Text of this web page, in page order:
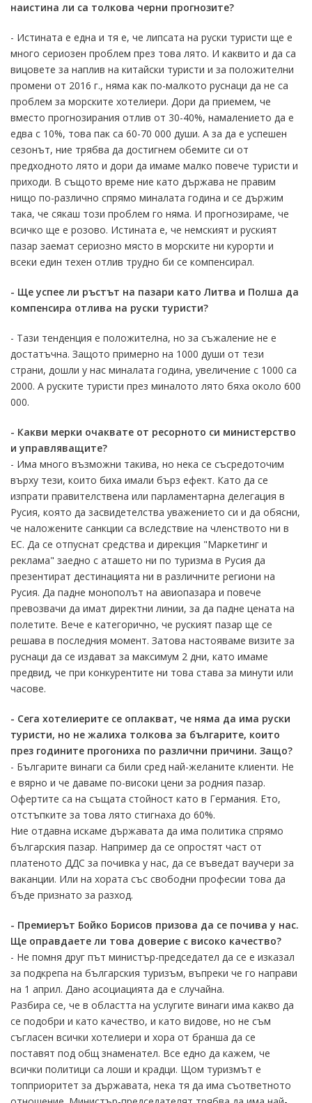
наистина ли са толкова черни прогнозите?
- Истината е една и тя е, че липсата на руски туристи ще е
много сериозен проблем през това лято. И каквито и да са
вицовете за наплив на китайски туристи и за положителни
промени от 2016 г., няма как по-малкото руснаци да не са
проблем за морските хотелиери. Дори да приемем, че
вместо прогнозирания отлив от 30-40%, намалението да е
едва с 10%, това пак са 60-70 000 души. А за да е успешен
сезонът, ние трябва да достигнем обемите си от
предходното лято и дори да имаме малко повече туристи и
приходи. В същото време ние като държава не правим
нищо по-различно спрямо миналата година и се държим
така, че сякаш този проблем го няма. И прогнозираме, че
всичко ще е розово. Истината е, че немският и руският
пазар заемат сериозно място в морските ни курорти и
всеки един техен отлив трудно би се компенсирал.
- Ще успее ли ръстът на пазари като Литва и Полша да
компенсира отлива на руски туристи?
- Тази тенденция е положителна, но за съжаление не е
достатъчна. Защото примерно на 1000 души от тези
страни, дошли у нас миналата година, увеличение с 1000 са
2000. А руските туристи през миналото лято бяха около 600
000.
- Какви мерки очаквате от ресорното си министерство
и управляващите?
- Има много възможни такива, но нека се съсредоточим
върху тези, които биха имали бърз ефект. Като да се
изпрати правителствена или парламентарна делегация в
Русия, която да засвидетелства уважението си и да обясни,
че наложените санкции са вследствие на членството ни в
ЕС. Да се отпуснат средства и дирекция "Маркетинг и
реклама" заедно с аташето ни по туризма в Русия да
презентират дестинацията ни в различните региони на
Русия. Да падне монополът на авиопазара и повече
превозвачи да имат директни линии, за да падне цената на
полетите. Вече е категорично, че руският пазар ще се
решава в последния момент. Затова настояваме визите за
руснаци да се издават за максимум 2 дни, като имаме
предвид, че при конкурентите ни това става за минути или
часове.
- Сега хотелиерите се оплакват, че няма да има руски
туристи, но не жалиха толкова за българите, които
през годините прогониха по различни причини. Защо?
- Българите винаги са били сред най-желаните клиенти. Не
е вярно и че даваме по-високи цени за родния пазар.
Офертите са на същата стойност като в Германия. Ето,
отстъпките за това лято стигнаха до 60%.
Ние отдавна искаме държавата да има политика спрямо
българския пазар. Например да се опростят част от
платеното ДДС за почивка у нас, да се въведат ваучери за
ваканции. Или на хората със свободни професии това да
бъде признато за разход.
- Премиерът Бойко Борисов призова да се почива у нас.
Ще оправдаете ли това доверие с високо качество?
- Не помня друг път министър-председател да се е изказал
за подкрепа на българския туризъм, въпреки че го направи
на 1 април. Дано асоциацията да е случайна.
Разбира се, че в областта на услугите винаги има какво да
се подобри и като качество, и като видове, но не съм
съгласен всички хотелиери и хора от бранша да се
поставят под общ знаменател. Все едно да кажем, че
всички политици са лоши и крадци. Щом туризмът е
топприоритет за държавата, нека тя да има съответното